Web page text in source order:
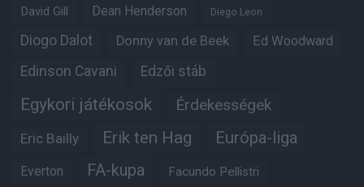
David Gill Dean Henderson Diego Leon
Diogo Dalot Donny van de Beek Ed Woodward
Edinson Cavani Edzői stáb
Egykori játékosok Érdekességek
Eric Bailly Erik ten Hag Európa-liga
Everton FA-kupa Facundo Pellistri